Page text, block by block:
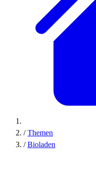
/ Themen
/ Bioladen